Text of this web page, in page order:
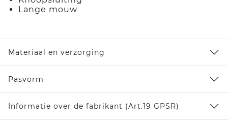
Lange mouw
Materiaal en verzorging
Pasvorm
Informatie over de fabrikant (Art.19 GPSR)